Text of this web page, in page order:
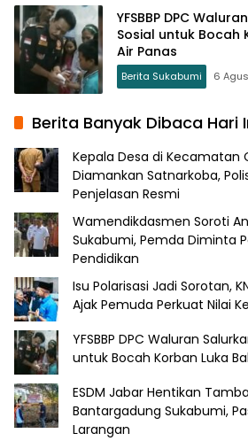
YFSBBP DPC
Sosial untuk Bocah
Air Panas
Berita Sukabumi 6
Berita Banyak Dibaca Hari
Kepala Desa di Kecamatan
Diamankan Satnarkoba,
Penjelasan Resmi
Wamendikdasmen Soroti
Sukabumi, Pemda Diminta
Pendidikan
Isu Polarisasi Jadi Sorotan,
Ajak Pemuda Perkuat Nilai
YFSBBP DPC Waluran
untuk Bocah Korban Luka
ESDM Jabar Hentikan
Bantargadung Sukabumi,
Larangan